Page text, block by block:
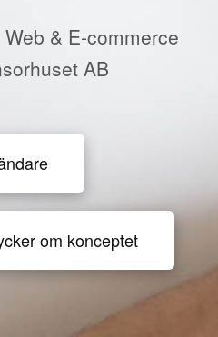
Web & E-commerce
AB
om konceptet